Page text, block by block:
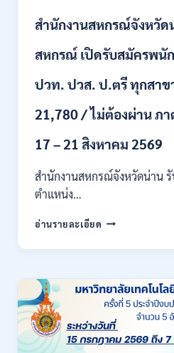
+
เงิน
เดือน
17700
–
71500
/
ต้อง
ภาค
กพ.
สมัคร
17
–
28
สิงหาคม
2569
สำนักงานสหกรณ์จังหวัด
สหกรณ์ เปิดรับสมัครพนั
ปวท. ปวส. ป.ตรี ทุกสาข
21,780 / ไม่ต้องผ่าน ภ
17 – 21 สิงหาคม 2569
สำนักงานสหกรณ์จังหวัดน่าน
ตำแหน่ง…
อ่านรายละเอียด สำนักงาน
จังหวัด
กรม
ส่ง
เสริม
สหกรณ์
เปิด
รับ